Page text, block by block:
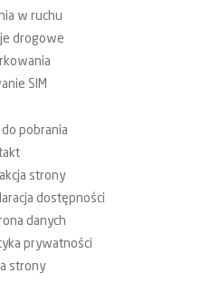
w ruchu
drogowe
SIM
do pobrania
strony
dostępności
danych
prywatności
strony